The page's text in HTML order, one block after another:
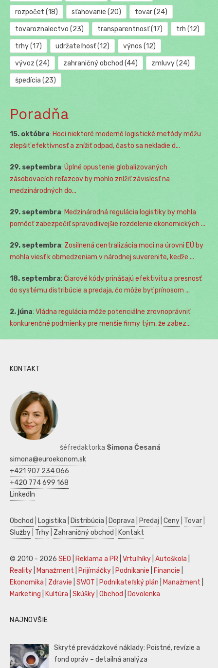
rozpočet (18) sťahovanie (20) tovar(24)
tovaroznalectvo (23) transparentnosť(17) trh (12)
trhy(17) udržateľnosť(12) výnos (12)
vývoz (24) zahraničný obchod (44) zmluvy(24)
špedícia (23)
Poradňa
15. októbra: Hoci niektoré moderné logistické metódy môžu
zlepšiť efektívnosť a znížiť odpad, často sa nekladie d...
29. septembra: Úplné opustenie globalizovaných
zásobovacích reťazcov by mohlo znížiť závislosť na
medzinárodných do...
29. septembra: Medzinárodná regulácia logistiky by mohla
pomôcť zabezpečiť spravodlivejšie rozdelenie ekonomických ...
29. septembra: Zosilnená centralizácia moci na úrovni EÚ by
mohla viesť k obmedzeniam v národnej suverenite, keďže ...
18. septembra: Čiarové kódy prinášajú efektivitu a presnosť
do systému distribúcie a predaja, čo môže byť prínosom ...
2. júna: Vládna regulácia môže potenciálne zrovnoprávniť
konkurenčné podmienky pre menšie firmy tým, že zabez...
KONTAKT
šéfredaktorka Simona Česaná
simona@euroekonom.sk
+421 907 234 066
+420 774 699 168
LinkedIn
Obchod Logistika Distribúcia Doprava Predaj Ceny Tovar
Služby Trhy Zahraničný obchod Kontakt
© 2010 - 2026 SEO Reklama a PR Vrtuľníky Autoškola
Reality
Manažment Prijímáčky Podnikanie Financie
Ekonomika
Zdravie SWOT Podnikateľský plán Manažment
Marketing
Kultúra Skúšky Obchod Dovolenka
NAJNOVŠIE
Skryté prevádzkové náklady: Poistné, revízie a
fond opráv – detailná analýza